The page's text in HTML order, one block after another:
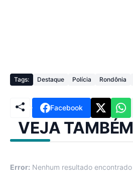
Tags: Destaque Polícia Rondônia
Facebook
VEJA TAMBÉM
Error: Nenhum resultado encontrado